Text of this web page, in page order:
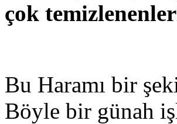
çok
Bu Haramı bir
Böyle bir günah